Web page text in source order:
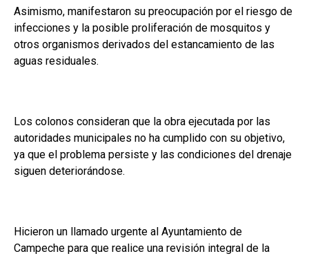
Asimismo, manifestaron su preocupación por el riesgo de
infecciones y la posible proliferación de mosquitos y
otros organismos derivados del estancamiento de las
aguas residuales.
Los colonos consideran que la obra ejecutada por las
autoridades municipales no ha cumplido con su objetivo,
ya que el problema persiste y las condiciones del drenaje
siguen deteriorándose.
Hicieron un llamado urgente al Ayuntamiento de
Campeche para que realice una revisión integral de la